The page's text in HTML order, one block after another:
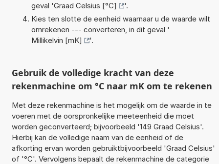
geval 'Graad Celsius [°C]
'.
Kies ten slotte de eenheid waarnaar u de waarde wilt
omrekenen --- converteren, in dit geval '
Millikelvin [mK]
'.
Gebruik de volledige kracht van deze
rekenmachine om °C naar mK om te rekenen
Met deze rekenmachine is het mogelijk om de waarde in te
voeren met de oorspronkelijke meeteenheid die moet
worden geconverteerd; bijvoorbeeld '149 Graad Celsius'.
Hierbij kan de volledige naam van de eenheid of de
afkorting ervan worden gebruiktbijvoorbeeld 'Graad Celsius'
of '°C'. Vervolgens bepaalt de rekenmachine de categorie